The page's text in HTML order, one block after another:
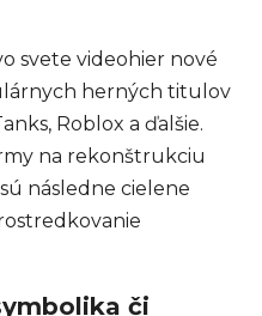
svete videohier nové
herných titulov
Roblox a ďalšie.
na rekonštrukciu
následne cielene
či